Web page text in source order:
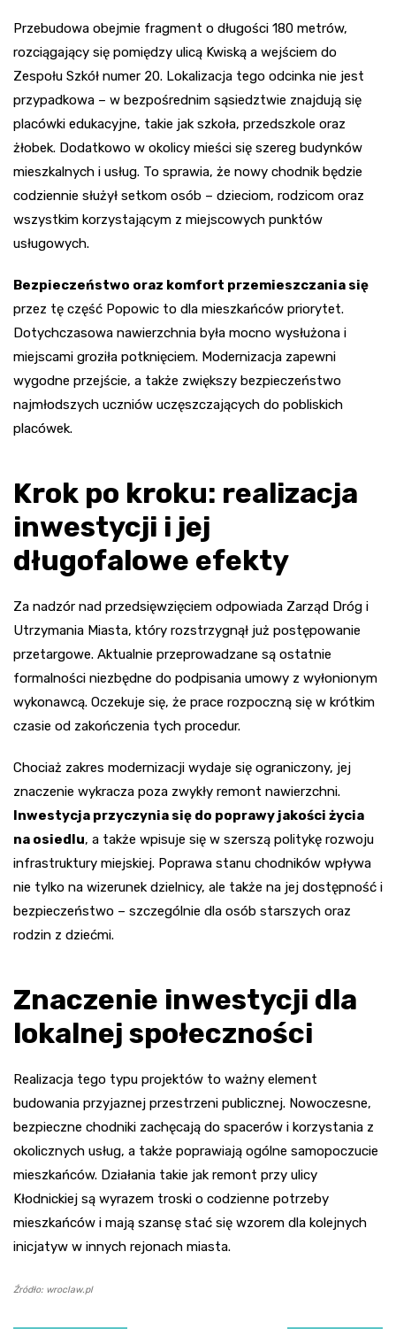
Przebudowa obejmie fragment o długości 180 metrów,
rozciągający się pomiędzy ulicą Kwiską a wejściem do
Zespołu Szkół numer 20. Lokalizacja tego odcinka nie jest
przypadkowa – w bezpośrednim sąsiedztwie znajdują się
placówki edukacyjne, takie jak szkoła, przedszkole oraz
żłobek. Dodatkowo w okolicy mieści się szereg budynków
mieszkalnych i usług. To sprawia, że nowy chodnik będzie
codziennie służył setkom osób – dzieciom, rodzicom oraz
wszystkim korzystającym z miejscowych punktów
usługowych.
Bezpieczeństwo oraz komfort przemieszczania się
przez tę część Popowic to dla mieszkańców priorytet.
Dotychczasowa nawierzchnia była mocno wysłużona i
miejscami groziła potknięciem. Modernizacja zapewni
wygodne przejście, a także zwiększy bezpieczeństwo
najmłodszych uczniów uczęszczających do pobliskich
placówek.
Krok po kroku: realizacja
inwestycji i jej
długofalowe efekty
Za nadzór nad przedsięwzięciem odpowiada Zarząd Dróg i
Utrzymania Miasta, który rozstrzygnął już postępowanie
przetargowe. Aktualnie przeprowadzane są ostatnie
formalności niezbędne do podpisania umowy z wyłonionym
wykonawcą. Oczekuje się, że prace rozpoczną się w krótkim
czasie od zakończenia tych procedur.
Chociaż zakres modernizacji wydaje się ograniczony, jej
znaczenie wykracza poza zwykły remont nawierzchni.
Inwestycja przyczynia się do poprawy jakości życia
na osiedlu, a także wpisuje się w szerszą politykę rozwoju
infrastruktury miejskiej. Poprawa stanu chodników wpływa
nie tylko na wizerunek dzielnicy, ale także na jej dostępność i
bezpieczeństwo – szczególnie dla osób starszych oraz
rodzin z dziećmi.
Znaczenie inwestycji dla
lokalnej społeczności
Realizacja tego typu projektów to ważny element
budowania przyjaznej przestrzeni publicznej. Nowoczesne,
bezpieczne chodniki zachęcają do spacerów i korzystania z
okolicznych usług, a także poprawiają ogólne samopoczucie
mieszkańców. Działania takie jak remont przy ulicy
Kłodnickiej są wyrazem troski o codzienne potrzeby
mieszkańców i mają szansę stać się wzorem dla kolejnych
inicjatyw w innych rejonach miasta.
Źródło: wroclaw.pl